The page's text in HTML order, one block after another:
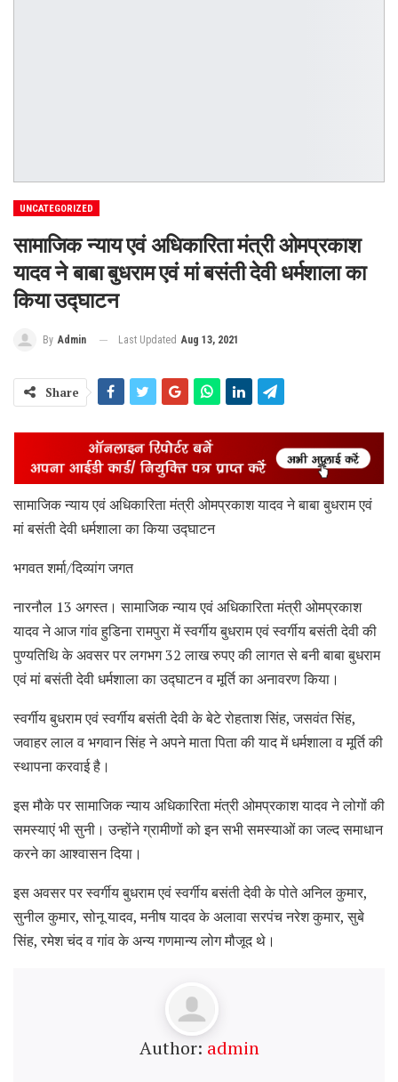
UNCATEGORIZED
सामाजिक न्याय एवं अधिकारिता मंत्री ओमप्रकाश
यादव ने बाबा बुधराम एवं मां बसंती देवी धर्मशाला का
किया उद्घाटन
By Admin Last Updated Aug 13, 2021
Share
सामाजिक न्याय एवं अधिकारिता मंत्री ओमप्रकाश यादव ने बाबा बुधराम एवं
मां बसंती देवी धर्मशाला का किया उद्घाटन
भगवत शर्मा/दिव्यांग जगत
नारनौल 13 अगस्त। सामाजिक न्याय एवं अधिकारिता मंत्री ओमप्रकाश
यादव ने आज गांव हुडिना रामपुरा में स्वर्गीय बुधराम एवं स्वर्गीय बसंती देवी की
पुण्यतिथि के अवसर पर लगभग 32 लाख रुपए की लागत से बनी बाबा बुधराम
एवं मां बसंती देवी धर्मशाला का उद्घाटन व मूर्ति का अनावरण किया।
स्वर्गीय बुधराम एवं स्वर्गीय बसंती देवी के बेटे रोहताश सिंह, जसवंत सिंह,
जवाहर लाल व भगवान सिंह ने अपने माता पिता की याद में धर्मशाला व मूर्ति की
स्थापना करवाई है।
इस मौके पर सामाजिक न्याय अधिकारिता मंत्री ओमप्रकाश यादव ने लोगों की
समस्याएं भी सुनी। उन्होंने ग्रामीणों को इन सभी समस्याओं का जल्द समाधान
करने का आश्वासन दिया।
इस अवसर पर स्वर्गीय बुधराम एवं स्वर्गीय बसंती देवी के पोते अनिल कुमार,
सुनील कुमार, सोनू यादव, मनीष यादव के अलावा सरपंच नरेश कुमार, सुबे
सिंह, रमेश चंद व गांव के अन्य गणमान्य लोग मौजूद थे।
Author: admin